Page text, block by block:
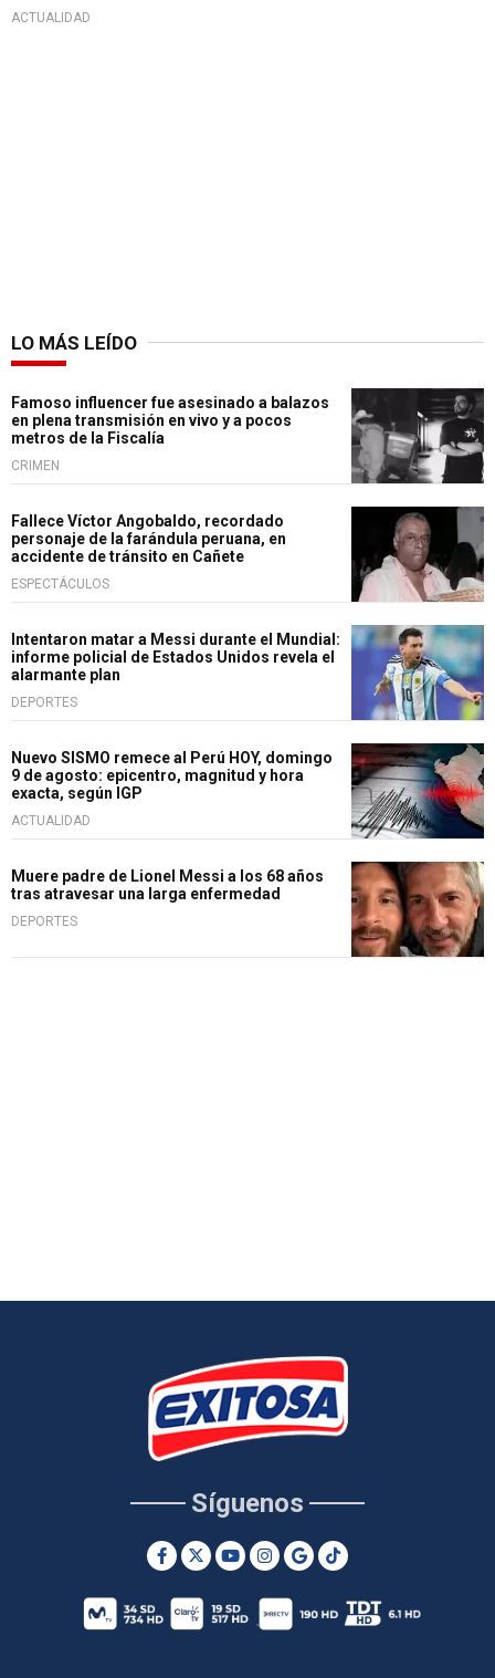
ACTUALIDAD
LO MÁS LEÍDO
Famoso influencer fue asesinado a balazos
en plena transmisión en vivo y a pocos
metros de la Fiscalía
CRIMEN
Fallece Víctor Angobaldo, recordado
personaje de la farándula peruana, en
accidente de tránsito en Cañete
ESPECTÁCULOS
Intentaron matar a Messi durante el Mundial:
informe policial de Estados Unidos revela el
alarmante plan
DEPORTES
Nuevo SISMO remece al Perú HOY, domingo
9 de agosto: epicentro, magnitud y hora
exacta, según IGP
ACTUALIDAD
Muere padre de Lionel Messi a los 68 años
tras atravesar una larga enfermedad
DEPORTES
Síguenos